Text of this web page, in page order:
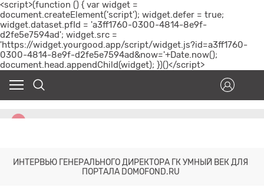
<script>(function () { var widget =
document.createElement('script'); widget.defer = true;
widget.dataset.pfId = 'a3ff1760-0300-4814-8e9f-
d2fe5e7594ad'; widget.src =
'https://widget.yourgood.app/script/widget.js?id=a3ff1760-
0300-4814-8e9f-d2fe5e7594ad&now='+Date.now();
document.head.appendChild(widget); })()</script>
ИНТЕРВЬЮ ГЕНЕРАЛЬНОГО ДИРЕКТОРА ГК УМНЫЙ ВЕК ДЛЯ
ПОРТАЛА DOMOFOND.RU